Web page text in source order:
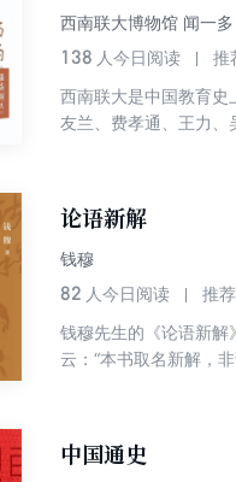
西南联大博物馆 闻一
138 人今日阅读 推
西南联大是中国教育史
友兰、费孝通、王力、
论语新解
钱穆
82 人今日阅读 推
钱穆先生的《论语新解
云：“本书取名新解，
中国通史